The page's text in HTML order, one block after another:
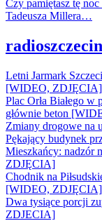
Czy pamiętasz tę
Tadeusza Millera…
Letni Jarmark
[WIDEO, ZDJĘCIA]
Plac Orła Białego w
głównie beton
Zmiany drogowe na
Pękający budynek
Mieszkańcy: nadzór
ZDJĘCIA]
Chodnik na
[WIDEO, ZDJĘCIA]
Dwa tysiące porcji
ZDJECIA]